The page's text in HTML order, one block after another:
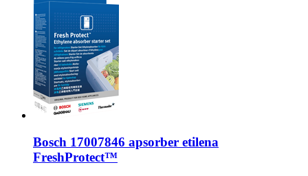
Bosch 17007846 apsorber etilena
FreshProtect™